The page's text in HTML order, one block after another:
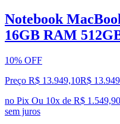
Notebook
16GB RAM
10% OFF
Preço R$ 13.949,10R$ 13.949
no Pix Ou 10x de R$
sem juros